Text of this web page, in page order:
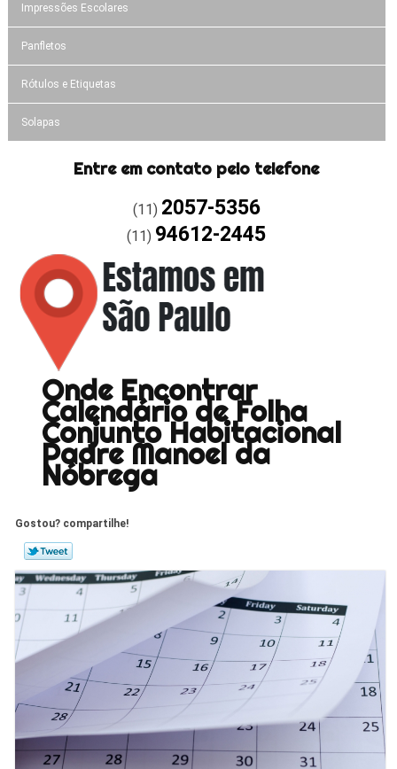
Impressões Escolares
Panfletos
Rótulos e Etiquetas
Solapas
Entre em contato pelo telefone
(11) 2057-5356
(11) 94612-2445
Onde Encontrar
Calendário de Folha
Conjunto Habitacional
Padre Manoel da
Nóbrega
Gostou? compartilhe!